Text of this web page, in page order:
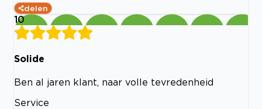
delen
10
Solide
Ben al jaren klant, naar volle tevredenheid
Service